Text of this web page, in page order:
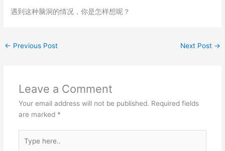
遇到这种脑洞的情况，你是怎样想呢？
← Previous Post Next Post →
Leave a Comment
Your email address will not be published. Required fields
are marked *
here..